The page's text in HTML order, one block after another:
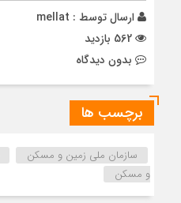
ارسال توسط : mellat
بدون دیدگاه
برچسب ها
سازمان ملی زمین و مسکن
و مسکن